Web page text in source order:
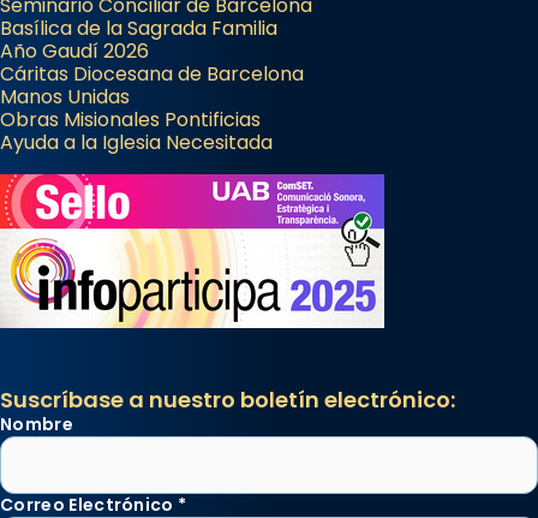
que les santes són filles de l’antiga Iluro.
Mataró en reivindicarà les relíq
...Ver más
Foto
View on Facebook · Share
Basílica de la Sagrada Familia
Año Gaudí 2026
Cáritas Diocesana de Barcelona
Manos Unidas
Obras Misionales Pontificias
Ayuda a la Iglesia Necesitada
Suscríbase a nuestro boletín electrónico:
Nombre
Correo Electrónico *